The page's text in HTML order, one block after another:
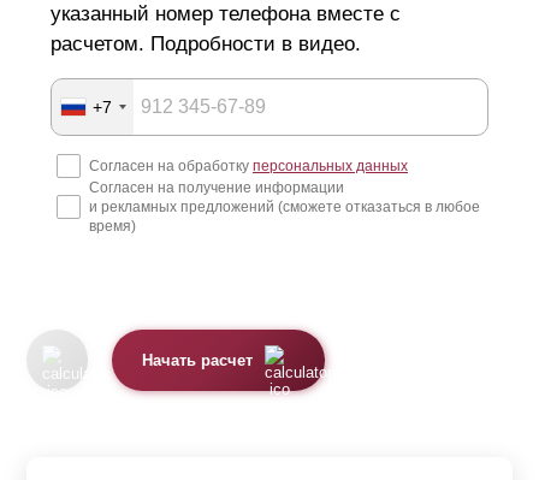
указанный номер телефона вместе с
расчетом. Подробности в видео.
+7
Согласен на обработку персональных данных
Согласен на получение информации
и рекламных предложений (сможете отказаться в любое
время)
Начать расчет